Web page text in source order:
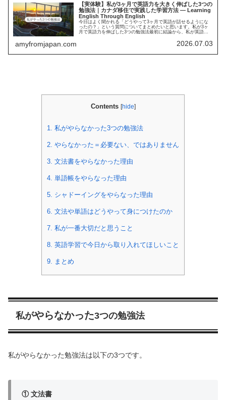
【実体験】私が3ヶ月で英語力を大きく伸ばした3つの
勉強法｜カナダ移住で実践した学習方法 ― Learning
English Through English
今日はよく聞かれる「どうやって3ヶ月で英語が話せるようにな
ったの？」という質問についてまとめたいと思います。私が3ヶ
月で英語力を伸ばした3つの勉強法最初に結論から、私が英語力
amyfromjapan.com 2026.07.03
Contents [hide]
1. 私がやらなかった3つの勉強法
2. やらなかった＝必要ない、ではありません
3. 文法書をやらなかった理由
4. 単語帳をやらなった理由
5. シャドーイングをやらなった理由
6. 文法や単語はどうやって身につけたのか
7. 私が一番大切だと思うこと
8. 英語学習で今日から取り入れてほしいこと
9. まとめ
私がやらなかった3つの勉強法
私がやらなかった勉強法は以下の3つです。
① 文法書